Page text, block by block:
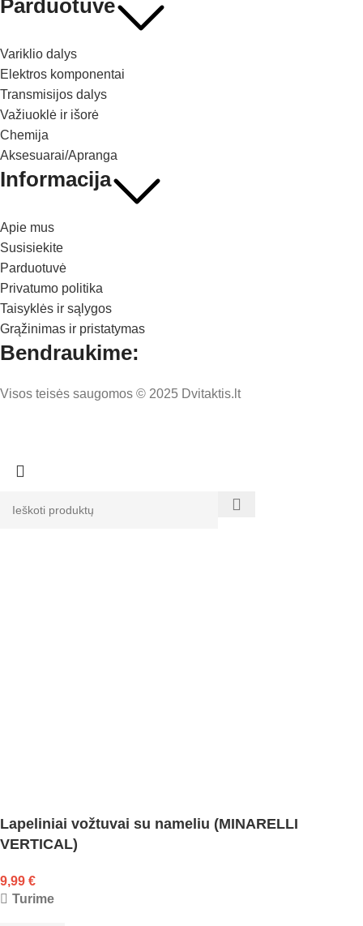
Parduotuvė
Variklio dalys
Elektros komponentai
Transmisijos dalys
Važiuoklė ir išorė
Chemija
Aksesuarai/Apranga
Informacija
Apie mus
Susisiekite
Parduotuvė
Privatumo politika
Taisyklės ir sąlygos
Grąžinimas ir pristatymas
Bendraukime:
Visos teisės saugomos © 2025 Dvitaktis.lt
Lapeliniai vožtuvai su nameliu (MINARELLI
VERTICAL)
9,99 €
Turime